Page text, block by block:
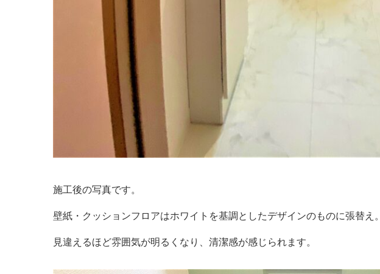
施工後の写真です。
壁紙・クッションフロアはホワイトを基調としたデザインのものに張替え。
見違えるほど雰囲気が明るくなり、清潔感が感じられます。